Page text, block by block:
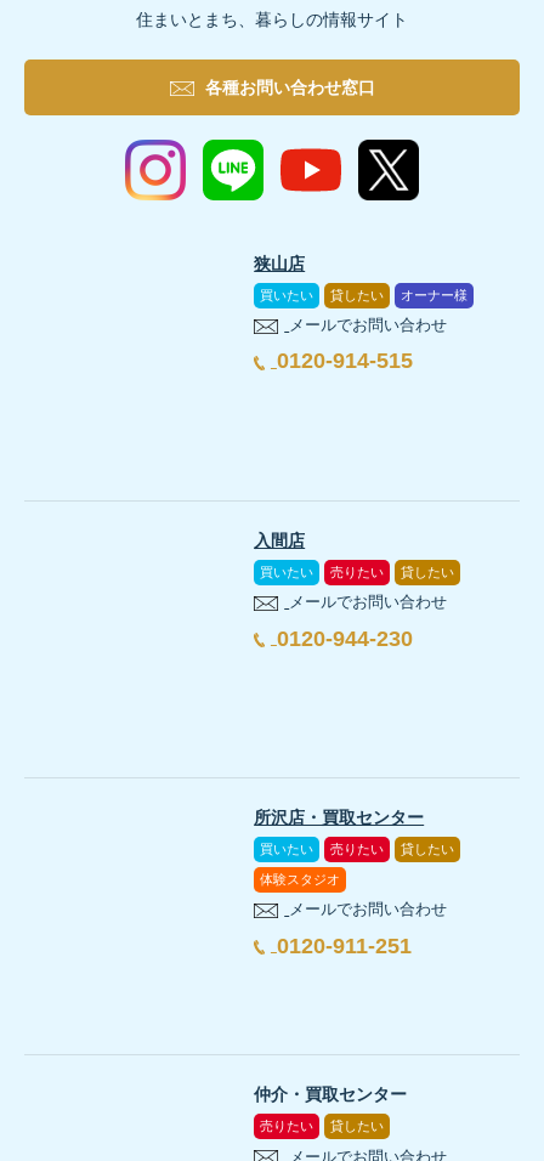
住まいとまち、暮らしの情報サイト
各種お問い合わせ窓口
狭山店
買いたい 貸したい オーナー様
メールでお問い合わせ
0120-914-515
入間店
買いたい 売りたい 貸したい
メールでお問い合わせ
0120-944-230
所沢店・買取センター
買いたい 売りたい 貸したい
体験スタジオ
メールでお問い合わせ
0120-911-251
仲介・買取センター
売りたい 貸したい
メールでお問い合わせ